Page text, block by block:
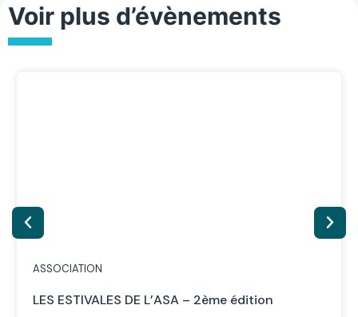
Voir plus d’évènements
ASSOCIATION
LES ESTIVALES DE L’ASA – 2ème édition